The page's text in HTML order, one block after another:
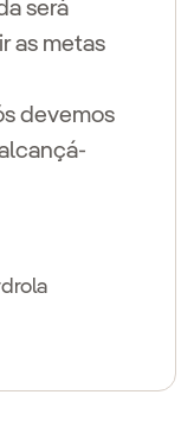
será
as metas
devemos